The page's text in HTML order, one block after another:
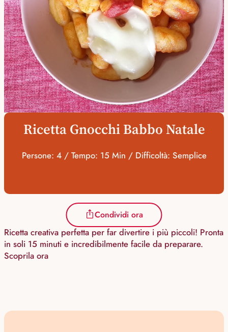
Ricetta Gnocchi Babbo Natale
Persone: 4 / Tempo: 15 Min / Difficoltà: Semplice
Condividi ora
Ricetta creativa perfetta per far divertire i più piccoli! Pronta
in soli 15 minuti e incredibilmente facile da preparare.
Scoprila ora